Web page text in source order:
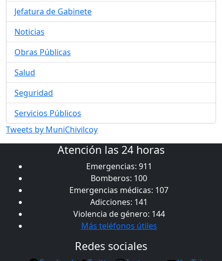
Jefatura de Gabinete
Noticias
Obras Públicas
Salud
Seguridad
Servicios Públicos
Tweets by MuniChivilcoy
Atención las 24 horas
Emergencias: 911
Bomberos: 100
Emergencias médicas: 107
Adicciones: 141
Violencia de género: 144
Más teléfonos útiles
Redes sociales